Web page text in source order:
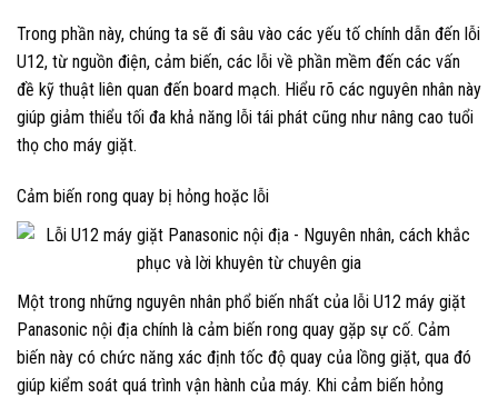
Trong phần này, chúng ta sẽ đi sâu vào các yếu tố chính dẫn đến lỗi
U12, từ nguồn điện, cảm biến, các lỗi về phần mềm đến các vấn
đề kỹ thuật liên quan đến board mạch. Hiểu rõ các nguyên nhân này
giúp giảm thiểu tối đa khả năng lỗi tái phát cũng như nâng cao tuổi
thọ cho máy giặt.
Cảm biến rong quay bị hỏng hoặc lỗi
Một trong những nguyên nhân phổ biến nhất của lỗi U12 máy giặt
Panasonic nội địa chính là cảm biến rong quay gặp sự cố. Cảm
biến này có chức năng xác định tốc độ quay của lồng giặt, qua đó
giúp kiểm soát quá trình vận hành của máy. Khi cảm biến hỏng